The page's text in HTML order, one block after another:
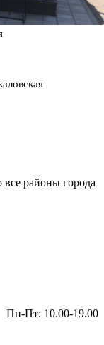
все районы города
Пн-Пт: 10.00-19.00